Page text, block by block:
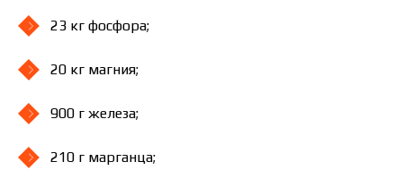
23 кг фосфора;
20 кг магния;
900 г железа;
210 г марганца;